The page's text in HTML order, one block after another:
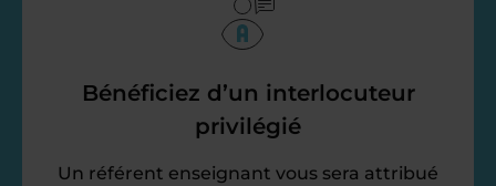
Bénéficiez d’un interlocuteur
privilégié
Un référent enseignant vous sera attribué